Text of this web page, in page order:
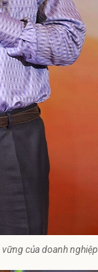
của doanh nghiệp.